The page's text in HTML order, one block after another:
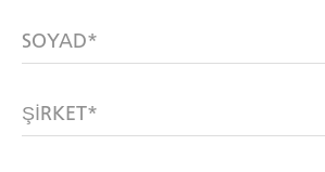
SOYAD*
ŞIRKET*